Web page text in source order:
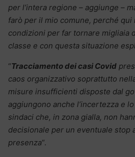
per l’intera regione – aggiunge –
farò per il mio comune, perché qui
condizioni per far tornare migliaia
classe e con questa situazione
“Tracciamento dei casi Covid
caos organizzativo soprattutto
misure insufficienti disposte dal
aggiungono anche l’incertezza e
sindaci che, in zona gialla, non
decisionale per un eventuale stop
presenza“.